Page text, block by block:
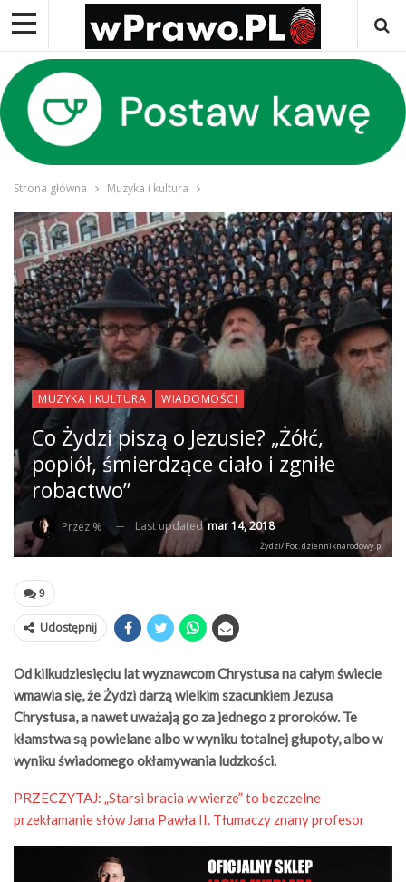
Strona główna Muzyka i kultura
MUZYKA I KULTURA WIADOMOŚCI
Co Żydzi piszą o Jezusie? „Żółć,
popiół, śmierdzące ciało i zgniłe
robactwo”
Przez % Last updatedmar 14, 2018
Żydzi/ Fot. dzienniknarodowy.pl
9
Udostępnij
Od kilkudziesięciu lat wyznawcom Chrystusa na całym świecie
wmawia się, że Żydzi darzą wielkim szacunkiem Jezusa
Chrystusa, a nawet uważają go za jednego z proroków. Te
kłamstwa są powielane albo w wyniku totalnej głupoty, albo w
wyniku świadomego okłamywania ludzkości.
PRZECZYTAJ: „Starsi bracia w wierze” to bezczelne
przekłamanie słów Jana Pawła II. Tłumaczy znany profesor